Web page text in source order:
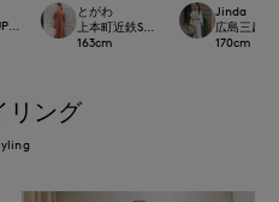
とがわ
上本町近鉄SUPERIORCLOSET
163cm
Jinda
広島三越
170cm
リング